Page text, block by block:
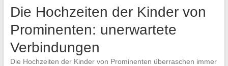
Die Hochzeiten der Kinder von
Prominenten: unerwartete
Verbindungen
Die Hochzeiten der Kinder von Prominenten überraschen immer